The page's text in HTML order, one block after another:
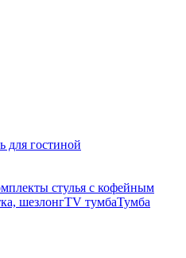
для гостиной
стулья с кофейным
шезлонгTV тумбаТумба